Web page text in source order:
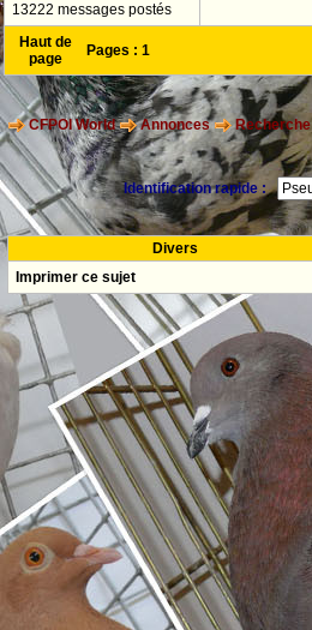
13222 messages postés
Haut de
page
Pages : 1
CFPOI World Annonces Recherche
Identification rapide :
Divers
Imprimer ce sujet